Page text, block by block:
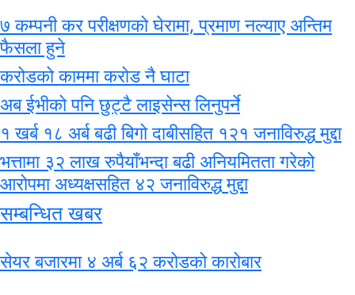
७ कम्पनी कर परीक्षणको घेरामा, प्रमाण नल्याए अन्तिम
फैसला हुने
करोडको काममा करोड नै घाटा
अब ईभीको पनि छुट्टै लाइसेन्स लिनुपर्ने
१ खर्ब १८ अर्ब बढी बिगो दाबीसहित १२१ जनाविरुद्ध मुद्दा
भत्तामा ३२ लाख रुपैयाँभन्दा बढी अनियमितता गरेको
आरोपमा अध्यक्षसहित ४२ जनाविरुद्ध मुद्दा
सम्बन्धित खबर
सेयर बजारमा ४ अर्ब ६२ करोडको कारोबार